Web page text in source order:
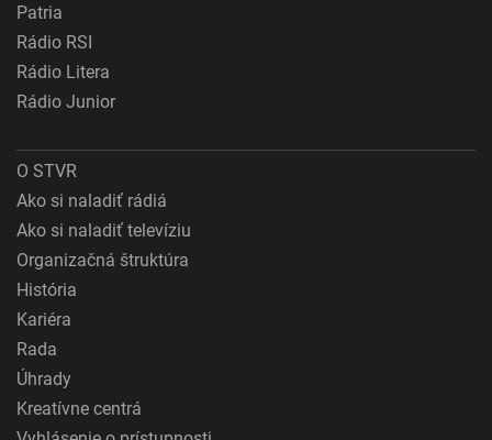
Patria
Rádio RSI
Rádio Litera
Rádio Junior
O STVR
Ako si naladiť rádiá
Ako si naladiť televíziu
Organizačná štruktúra
História
Kariéra
Rada
Úhrady
Kreatívne centrá